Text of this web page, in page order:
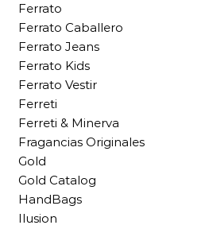
Ferrato
Ferrato Caballero
Ferrato Jeans
Ferrato Kids
Ferrato Vestir
Ferreti
Ferreti & Minerva
Fragancias Originales
Gold
Gold Catalog
HandBags
Ilusion